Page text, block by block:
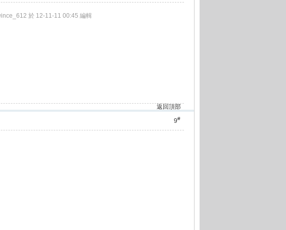
於 12-11-11 00:45 編輯
返回頂部
9#